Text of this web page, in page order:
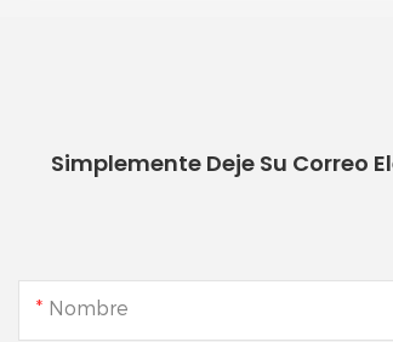
Simplemente Deje Su Correo
Nombre